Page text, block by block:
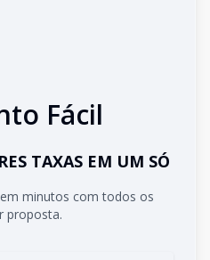
Fácil
TAXAS EM UM SÓ
minutos com todos os
proposta.